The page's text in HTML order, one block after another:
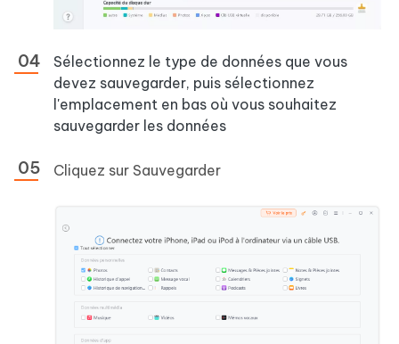
Sélectionnez le type de données que vous
devez sauvegarder, puis sélectionnez
l'emplacement en bas où vous souhaitez
sauvegarder les données
Cliquez sur Sauvegarder